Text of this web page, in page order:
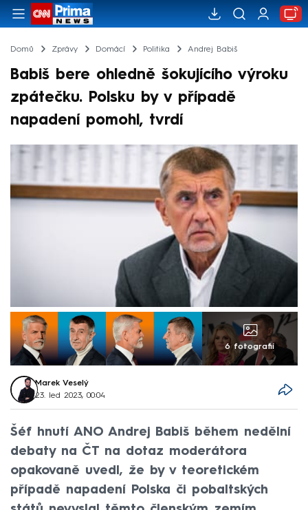
Domů Zprávy Domácí Politika Andrej Babiš
Babiš bere ohledně šokujícího výroku
zpátečku. Polsku by v případě
napadení pomohl, tvrdí
6 fotografií
Marek Veselý
23. led 2023, 00:04
Šéf hnutí ANO Andrej Babiš během nedělní
debaty na ČT na dotaz moderátora
opakovaně uvedl, že by v teoretickém
případě napadení Polska či pobaltských